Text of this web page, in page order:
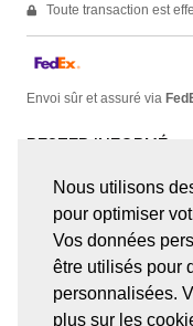
Nous utilisons
pour optimiser
Vos données
être utilisés pour
personnalisées.
plus sur les
Toute transaction est
Envoi sûr et assuré via
RESTER INFORMÉ
facebook